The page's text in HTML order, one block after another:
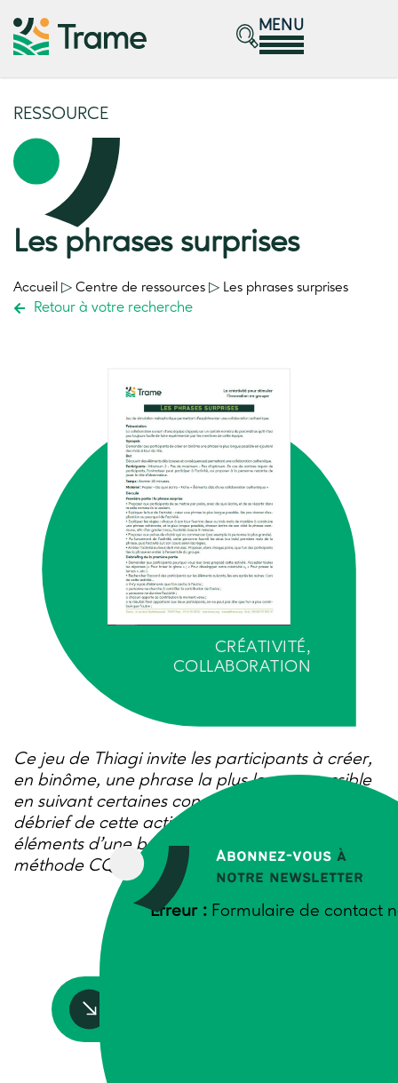
MENU
Abonnez-vous à
notre newsletter
Erreur : Formulaire de contact
RESSOURCE
Les phrases surprises
Accueil ▷ Centre de ressources ▷ Les phrases surprises
Retour à votre recherche
CRÉATIVITÉ,
COLLABORATION
Ce jeu de Thiagi invite les participants à créer,
en binôme, une phrase la plus longue possible
en suivant certaines consignes de réalisation. Le
débrief de cette activité met en lumière les
éléments d’une bonne collaboration – cf. fiche
méthode CQFD.